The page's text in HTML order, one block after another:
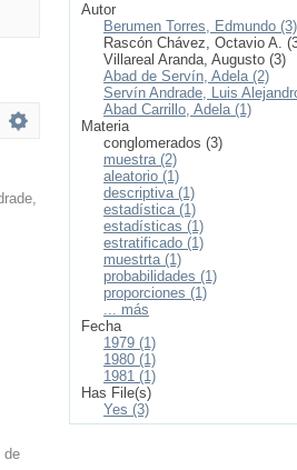
de
Autor
Berumen Torres, Edmundo (3)
Rascón Chávez, Octavio A.
Villareal Aranda, Augusto (3)
Abad de Servín, Adela (2)
Servín Andrade, Luis
Abad Carrillo, Adela (1)
Materia
conglomerados (3)
muestra (2)
aleatorio (1)
descriptiva (1)
estadística (1)
estadísticas (1)
estratificado (1)
muestrta (1)
probabilidades (1)
proporciones (1)
... más
Fecha
1979 (1)
1980 (1)
1981 (1)
Has File(s)
Yes (3)